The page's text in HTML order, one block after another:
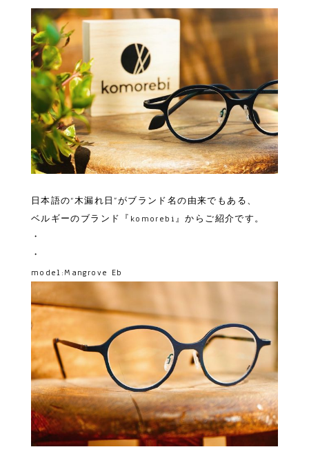
日本語の“木漏れ日”がブランド名の由来でもある、
ベルギーのブランド『komorebi』からご紹介です。
・
・
model:Mangrove Eb